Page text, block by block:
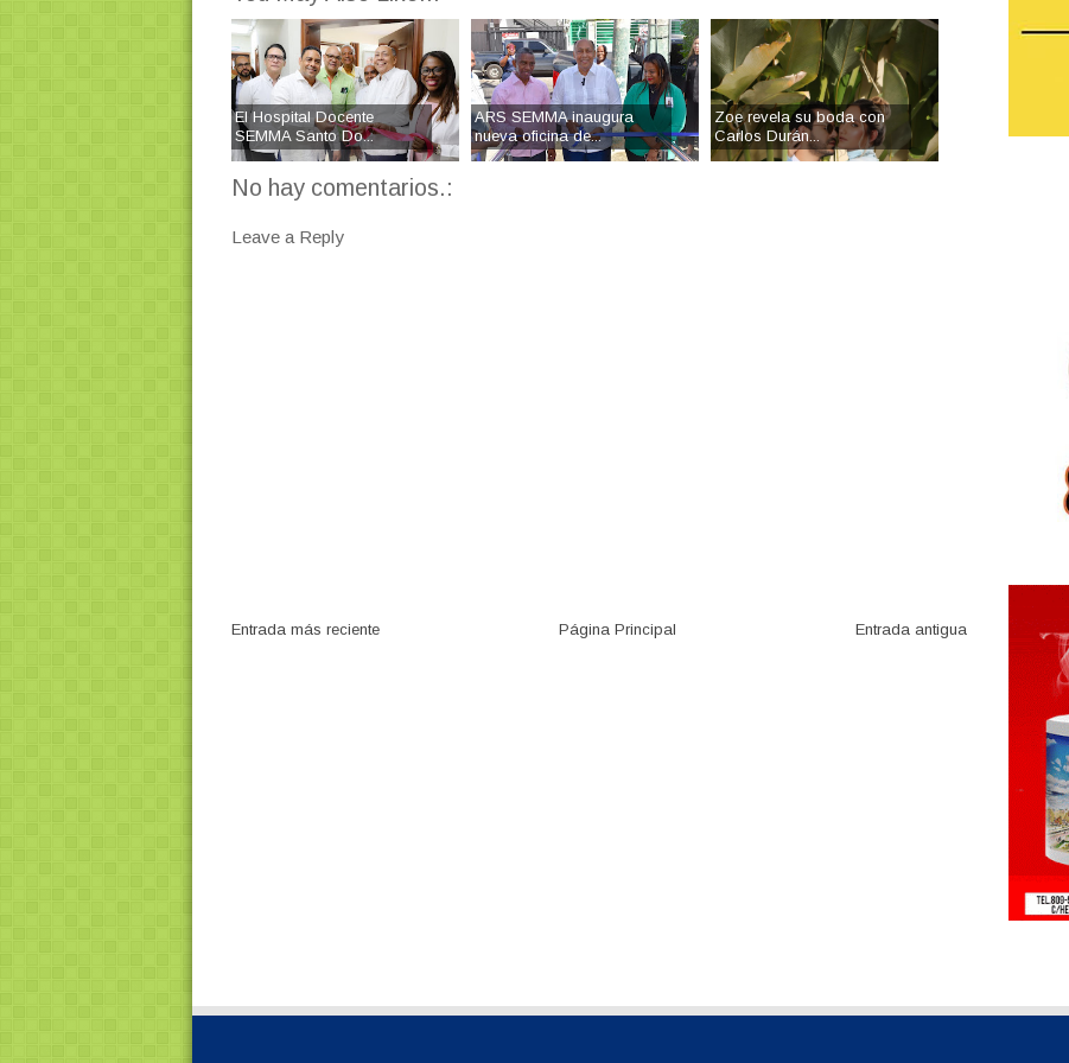
El Hospital Docente
SEMMA Santo Do...
ARS SEMMA inaugura
nueva oficina de...
Zoe revela su boda con
Carlos Durán...
No hay comentarios.:
Leave a Reply
Entrada más reciente Entrada antigua
Página Principal